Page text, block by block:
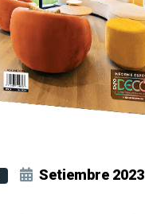
Setiembre 2023